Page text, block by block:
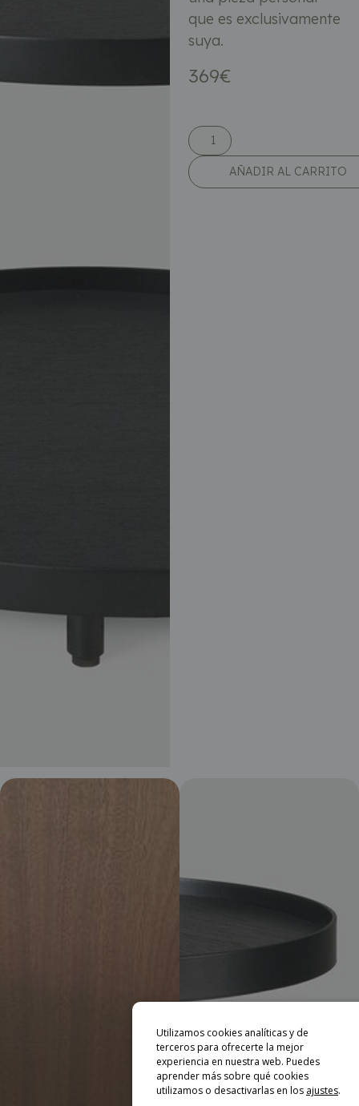
que es exclusivamente
suya.
369€
AÑADIR AL CARRITO
Utilizamos cookies analíticas y de
terceros para ofrecerte la mejor
experiencia en nuestra web. Puedes
aprender más sobre qué cookies
utilizamos o desactivarlas en los ajustes.